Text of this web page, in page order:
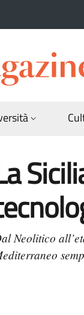
Neolitico